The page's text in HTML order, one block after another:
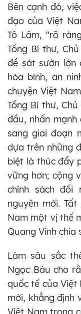
Bên cạnh đó,
đạo của Việt
Tô Lâm, "rõ
Tổng Bí thư,
đề sát sườn lớn
hòa bình, an
chuyện Việt
Tổng Bí thư,
đầu, nhấn
sang giai đoạn
dựa trên những
biệt là thúc đẩy
vững hơn; cộng
chính sách đối
nguyên mới.
Nam một vị thế
Quang Vinh chia
Làm sâu sắc
Ngọc Báu cho
quốc tế của Việt
mới, khẳng định
Việt Nam trong